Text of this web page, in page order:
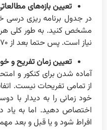
تعیین بازه‌های
در جدول برنامه ریزی درسی
نیاز است. پس حتما بعد از ۷۰ دقیقه مطالعه استراحت کنید.
تعیین زمان تفریح و
آماده شدن برای کنکور و
از تمامی تفریحات نیست.
خود زمانی را به دیدار با
اختصاص دهید. اما به یاد
افراط شود و یا قبل و بعد